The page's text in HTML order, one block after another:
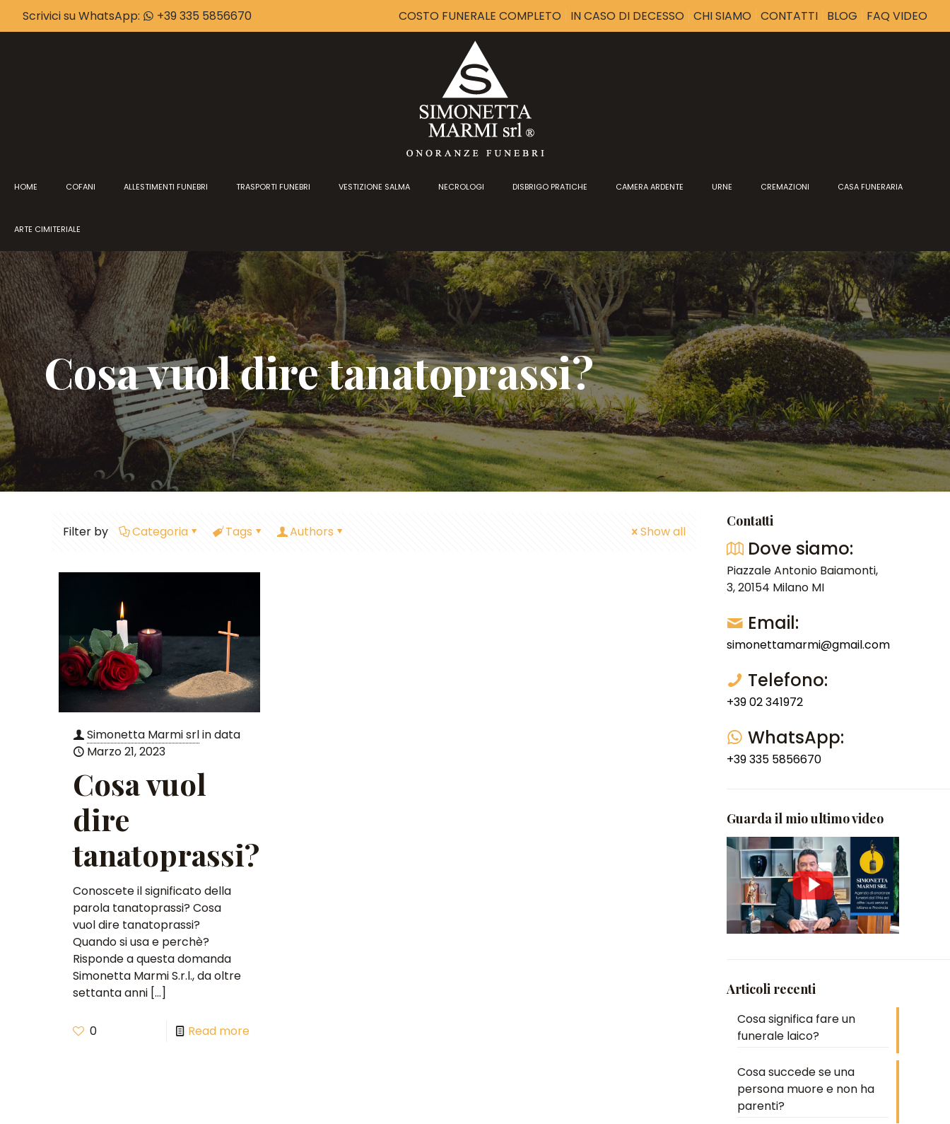
Scrivici su WhatsApp: +39 335 5856670 COSTO FUNERALE COMPLETO IN CASO DI DECESSO CHI SIAMO CONTATTI BLOG FAQ VIDEO
HOME COFANI ALLESTIMENTI FUNEBRI TRASPORTI FUNEBRI VESTIZIONE SALMA NECROLOGI DISBRIGO PRATICHE CAMERA ARDENTE URNE CREMAZIONI CASA FUNERARIA
ARTE CIMITERIALE
Cosa vuol dire tanatoprassi?
Filter by Categoria Tags Authors Show all
Simonetta Marmi srlin data
Marzo 21, 2023
Cosa vuol
dire
tanatoprassi?
Conoscete il significato della
parola tanatoprassi? Cosa
vuol dire tanatoprassi?
Quando si usa e perchè?
Risponde a questa domanda
Simonetta Marmi S.r.l., da oltre
settanta anni […]
0 Read more
Contatti
Dove siamo:
Piazzale Antonio Baiamonti,
3, 20154 Milano MI
Email:
simonettamarmi@gmail.com
Telefono:
+39 02 341972
WhatsApp:
+39 335 5856670
Guarda il mio ultimo video
Articoli recenti
Cosa significa fare un
funerale laico?
Cosa succede se una
persona muore e non ha
parenti?